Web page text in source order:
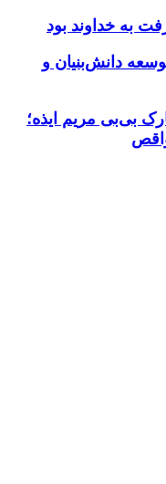
به خداوند بود
دانش‌بنیان و
بی‌بی مریم ایذه؛